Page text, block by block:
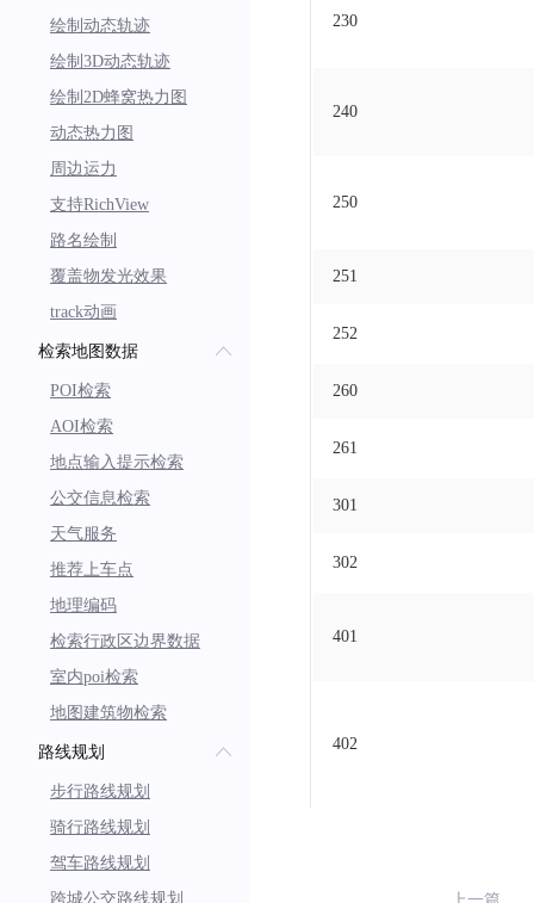
绘制动态轨迹
绘制3D动态轨迹
绘制2D蜂窝热力图
动态热力图
周边运力
支持RichView
路名绘制
覆盖物发光效果
track动画
检索地图数据
POI检索
AOI检索
地点输入提示检索
公交信息检索
天气服务
推荐上车点
地理编码
检索行政区边界数据
室内poi检索
地图建筑物检索
路线规划
步行路线规划
骑行路线规划
驾车路线规划
跨城公交路线规划
230
240
250
251
252
260
261
301
302
401
402
上一篇